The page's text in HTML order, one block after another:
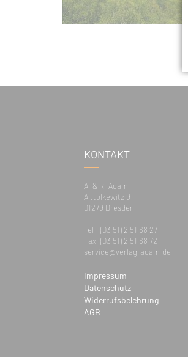
KONTAKT
A. & R. Adam
Alttolkewitz 9
01279 Dresden
Tel.: (03 51) 2 51 68 27
Fax: (03 51) 2 51 68 72
service@verlag-adam.de
Impressum
Datenschutz
Widerrufsbelehrung
AGB